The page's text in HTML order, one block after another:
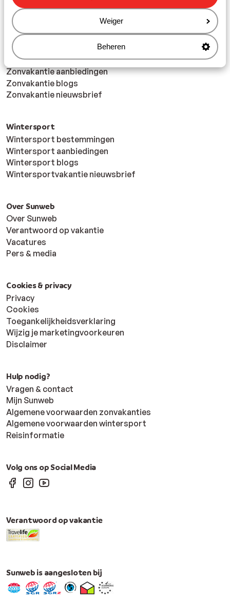
Weiger
Beheren
Zonvakanties
Zonvakantie bestemmingen
Zonvakantie aanbiedingen
Zonvakantie blogs
Zonvakantie nieuwsbrief
Wintersport
Wintersport bestemmingen
Wintersport aanbiedingen
Wintersport blogs
Wintersportvakantie nieuwsbrief
Over Sunweb
Over Sunweb
Verantwoord op vakantie
Vacatures
Pers & media
Cookies & privacy
Privacy
Cookies
Toegankelijkheidsverklaring
Wijzig je marketingvoorkeuren
Disclaimer
Hulp nodig?
Vragen & contact
Mijn Sunweb
Algemene voorwaarden zonvakanties
Algemene voorwaarden wintersport
Reisinformatie
Volg ons op Social Media
Verantwoord op vakantie
Sunweb is aangesloten bij